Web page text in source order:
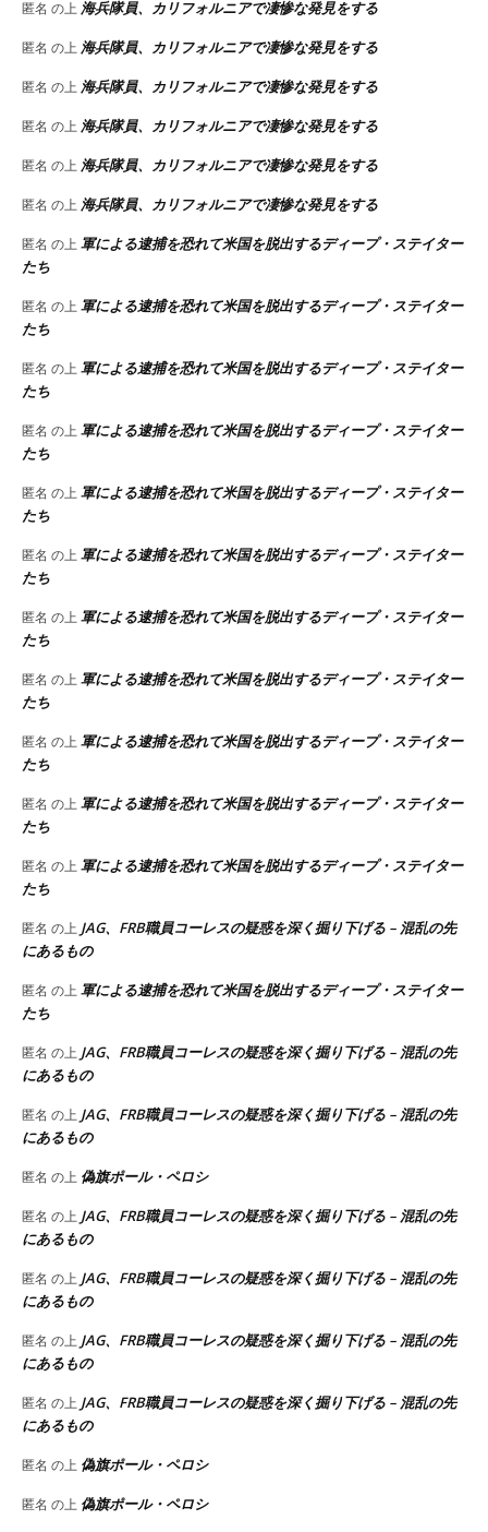
匿名 の上 海兵隊員、カリフォルニアで凄惨な発見をする
匿名 の上 海兵隊員、カリフォルニアで凄惨な発見をする
匿名 の上 海兵隊員、カリフォルニアで凄惨な発見をする
匿名 の上 海兵隊員、カリフォルニアで凄惨な発見をする
匿名 の上 海兵隊員、カリフォルニアで凄惨な発見をする
匿名 の上 海兵隊員、カリフォルニアで凄惨な発見をする
匿名 の上軍による逮捕を恐れて米国を脱出するディープ・ステイター
たち
匿名 の上軍による逮捕を恐れて米国を脱出するディープ・ステイター
たち
匿名 の上軍による逮捕を恐れて米国を脱出するディープ・ステイター
たち
匿名 の上軍による逮捕を恐れて米国を脱出するディープ・ステイター
たち
匿名 の上軍による逮捕を恐れて米国を脱出するディープ・ステイター
たち
匿名 の上軍による逮捕を恐れて米国を脱出するディープ・ステイター
たち
匿名 の上軍による逮捕を恐れて米国を脱出するディープ・ステイター
たち
匿名 の上軍による逮捕を恐れて米国を脱出するディープ・ステイター
たち
匿名 の上軍による逮捕を恐れて米国を脱出するディープ・ステイター
たち
匿名 の上軍による逮捕を恐れて米国を脱出するディープ・ステイター
たち
匿名 の上軍による逮捕を恐れて米国を脱出するディープ・ステイター
たち
匿名 の上 JAG、FRB職員コーレスの疑惑を深く掘り下げる – 混乱の先
にあるもの
匿名 の上軍による逮捕を恐れて米国を脱出するディープ・ステイター
たち
匿名 の上 JAG、FRB職員コーレスの疑惑を深く掘り下げる – 混乱の先
にあるもの
匿名 の上 JAG、FRB職員コーレスの疑惑を深く掘り下げる – 混乱の先
にあるもの
匿名 の上 偽旗ポール・ペロシ
匿名 の上 JAG、FRB職員コーレスの疑惑を深く掘り下げる – 混乱の先
にあるもの
匿名 の上 JAG、FRB職員コーレスの疑惑を深く掘り下げる – 混乱の先
にあるもの
匿名 の上 JAG、FRB職員コーレスの疑惑を深く掘り下げる – 混乱の先
にあるもの
匿名 の上 JAG、FRB職員コーレスの疑惑を深く掘り下げる – 混乱の先
にあるもの
匿名 の上 偽旗ポール・ペロシ
匿名 の上 偽旗ポール・ペロシ